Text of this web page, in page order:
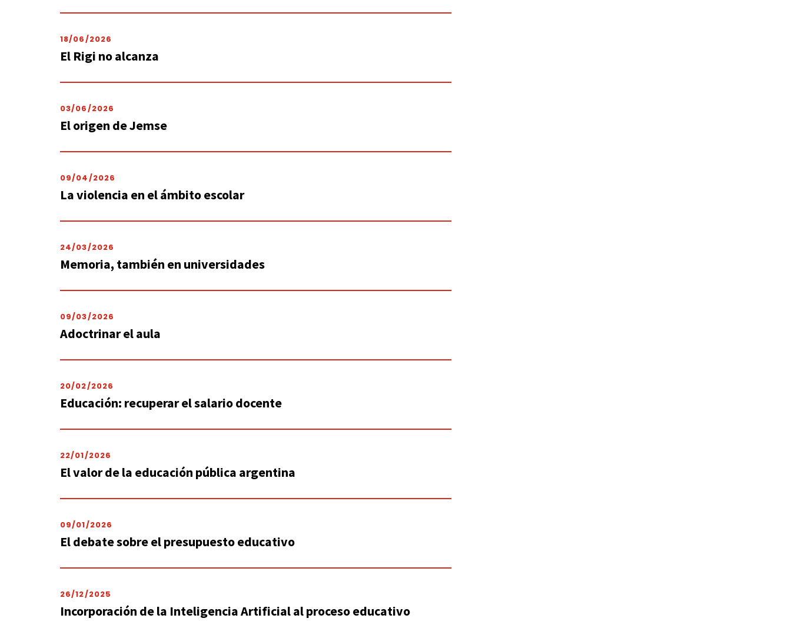
18/06/2026
El Rigi no alcanza
03/06/2026
El origen de Jemse
09/04/2026
La violencia en el ámbito escolar
24/03/2026
Memoria, también en universidades
09/03/2026
Adoctrinar el aula
20/02/2026
Educación: recuperar el salario docente
22/01/2026
El valor de la educación pública argentina
09/01/2026
El debate sobre el presupuesto educativo
26/12/2025
Incorporación de la Inteligencia Artificial al proceso educativo